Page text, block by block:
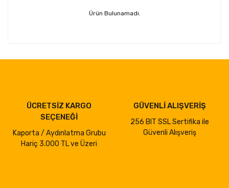
Ürün Bulunamadı.
ÜCRETSİZ KARGO
SEÇENEĞİ
Kaporta / Aydınlatma Grubu
Hariç 3.000 TL ve Üzeri
GÜVENLİ ALIŞVERİŞ
256 BIT SSL Sertifika ile
Güvenli Alışveriş